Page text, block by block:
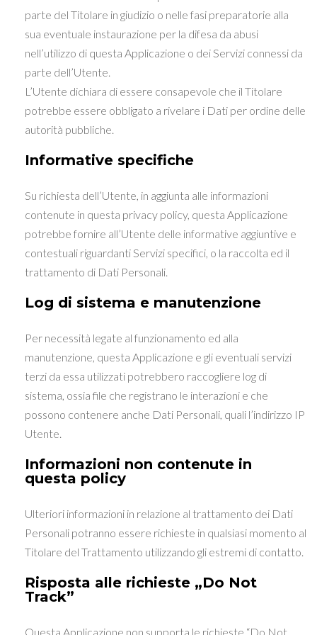
parte del Titolare in giudizio o nelle fasi preparatorie alla
sua eventuale instaurazione per la difesa da abusi
nell’utilizzo di questa Applicazione o dei Servizi connessi da
parte dell’Utente.
L’Utente dichiara di essere consapevole che il Titolare
potrebbe essere obbligato a rivelare i Dati per ordine delle
autorità pubbliche.
Informative specifiche
Su richiesta dell’Utente, in aggiunta alle informazioni
contenute in questa privacy policy, questa Applicazione
potrebbe fornire all’Utente delle informative aggiuntive e
contestuali riguardanti Servizi specifici, o la raccolta ed il
trattamento di Dati Personali.
Log di sistema e manutenzione
Per necessità legate al funzionamento ed alla
manutenzione, questa Applicazione e gli eventuali servizi
terzi da essa utilizzati potrebbero raccogliere log di
sistema, ossia file che registrano le interazioni e che
possono contenere anche Dati Personali, quali l’indirizzo IP
Utente.
Informazioni non contenute in
questa policy
Ulteriori informazioni in relazione al trattamento dei Dati
Personali potranno essere richieste in qualsiasi momento al
Titolare del Trattamento utilizzando gli estremi di contatto.
Risposta alle richieste „Do Not
Track”
Questa Applicazione non supporta le richieste “Do Not